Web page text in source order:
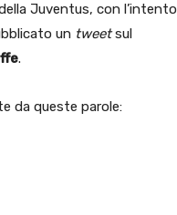
Juventus, con l’intento
un tweetsul
.
da queste parole: